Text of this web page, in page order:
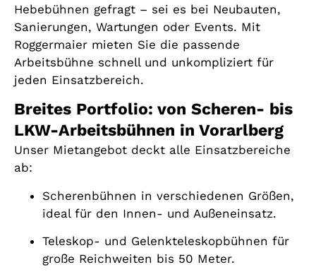
Hebebühnen gefragt – sei es bei Neubauten,
Sanierungen, Wartungen oder Events. Mit
Roggermaier mieten Sie die passende
Arbeitsbühne schnell und unkompliziert für
jeden Einsatzbereich.
Breites Portfolio: von Scheren- bis
LKW-Arbeitsbühnen in Vorarlberg
Unser Mietangebot deckt alle Einsatzbereiche
ab:
Scherenbühnen in verschiedenen Größen,
ideal für den Innen- und Außeneinsatz.
Teleskop- und Gelenkteleskopbühnen für
große Reichweiten bis 50 Meter.